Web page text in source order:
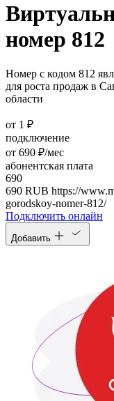
номер 812
Номер с кодом 812
для роста продаж в
области
от 1 ₽
подключение
от 690 ₽/мес
абонентская плата
690
690 RUB https://
gorodskoy-nomer-812/
Подключить онлайн
Добавить